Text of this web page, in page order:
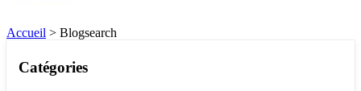
Accueil > Blogsearch
Catégories